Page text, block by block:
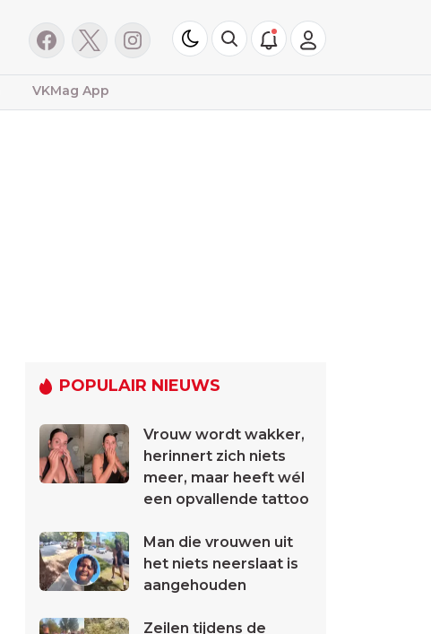
VKMag App
POPULAIR NIEUWS
Vrouw wordt wakker,
herinnert zich niets
meer, maar heeft wél
een opvallende tattoo
Man die vrouwen uit
het niets neerslaat is
aangehouden
Zeilen tijdens de